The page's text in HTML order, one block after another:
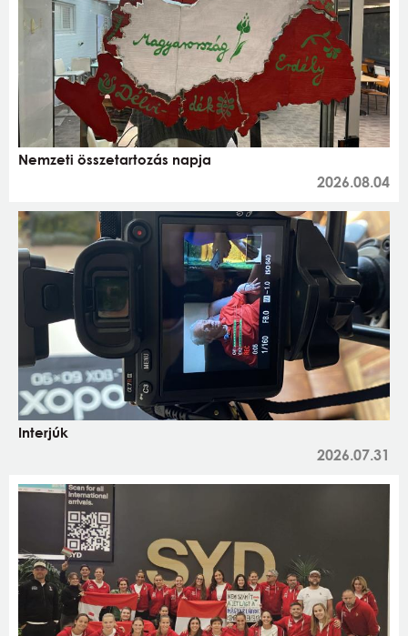
Nemzeti összetartozás napja
2026.08.04
Interjúk
2026.07.31